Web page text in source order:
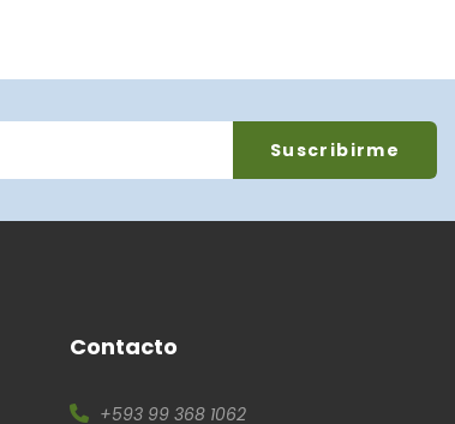
Contacto
+593 99 368 1062